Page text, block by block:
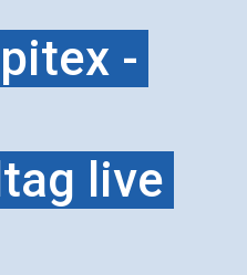
-
live